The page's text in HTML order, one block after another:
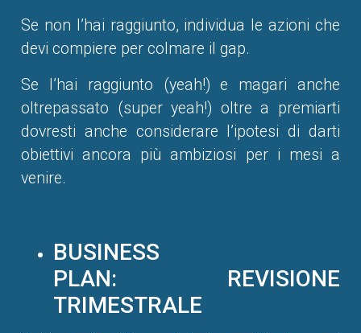
Se non l’hai raggiunto, individua le azioni che
devi compiere per colmare il gap.
Se l’hai raggiunto (yeah!) e magari anche
oltrepassato (super yeah!) oltre a premiarti
dovresti anche considerare l’ipotesi di darti
obiettivi ancora più ambiziosi per i mesi a
venire.
BUSINESS
PLAN: REVISIONE
TRIMESTRALE